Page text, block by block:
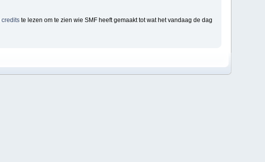
creditste lezen om te zien wie SMF heeft gemaakt tot wat het vandaag de dag